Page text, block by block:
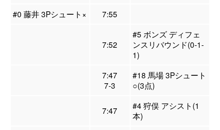
#0 藤井 3Pシュート×
7:55
7:52
#5 ボンズ ディフェ
ンスリバウンド(0-1-
1)
7:47
7-3
#18 馬場 3Pシュート
○(3点)
7:47
#4 狩俣 アシスト(1
本)